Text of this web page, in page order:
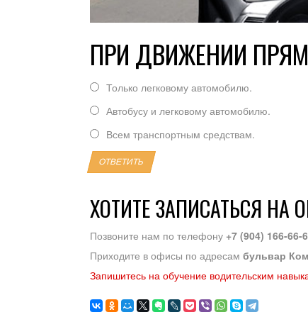
ПРИ ДВИЖЕНИИ
Только легковому автомобилю.
Автобусу и легковому автомобилю.
Всем транспортным средствам.
ОТВЕТИТЬ
ХОТИТЕ ЗАПИСАТЬСЯ НА
Позвоните нам по телефону +7 (904) 166-66-
Приходите в офисы по адресам бульвар
Запишитесь на обучение водительским